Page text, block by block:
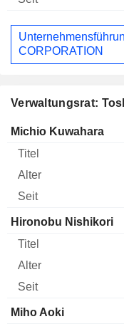
CORPORATION
Verwaltungsrat:
Michio Kuwahara
Hironobu Nishikori
Miho Aoki